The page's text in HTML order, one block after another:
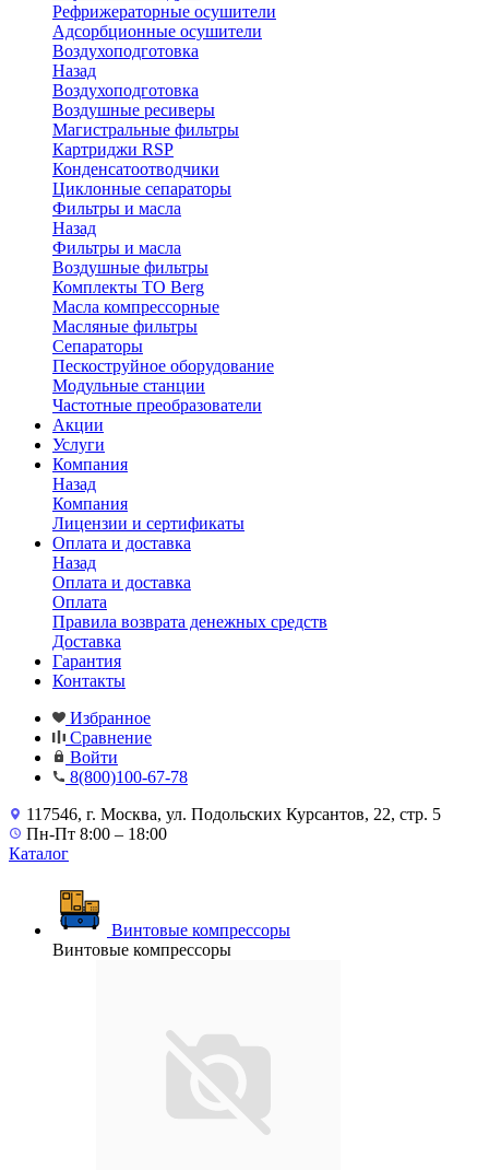
Рефрижераторные осушители
Адсорбционные осушители
Воздухоподготовка
Назад
Воздухоподготовка
Воздушные ресиверы
Магистральные фильтры
Картриджи RSP
Конденсатоотводчики
Циклонные сепараторы
Фильтры и масла
Назад
Фильтры и масла
Воздушные фильтры
Комплекты ТО Berg
Масла компрессорные
Масляные фильтры
Сепараторы
Пескоструйное оборудование
Модульные станции
Частотные преобразователи
Акции
Услуги
Компания
Назад
Компания
Лицензии и сертификаты
Оплата и доставка
Назад
Оплата и доставка
Оплата
Правила возврата денежных средств
Доставка
Гарантия
Контакты
Избранное
Сравнение
Войти
8(800)100-67-78
117546, г. Москва, ул. Подольских Курсантов, 22, стр. 5
Пн-Пт 8:00 – 18:00
Каталог
Винтовые компрессоры
Винтовые компрессоры